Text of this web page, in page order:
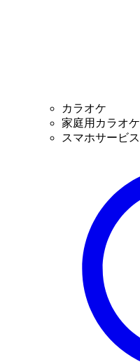
カラオケ
家庭用カラオケ
スマホサービス